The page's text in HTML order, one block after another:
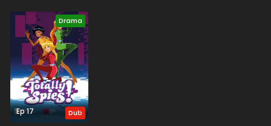
Drama
Ep 17 Dub